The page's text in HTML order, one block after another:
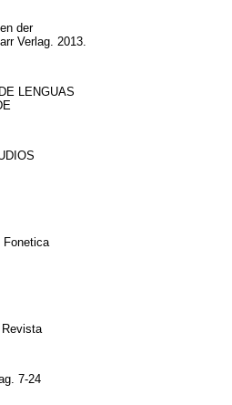
der
Verlag. 2013.
LENGUAS
Fonetica
7-24